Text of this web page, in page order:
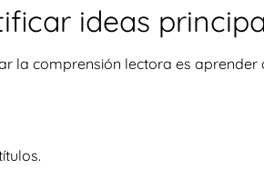
ideas
la comprensión lectora es aprender